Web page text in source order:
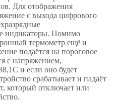
Для отображения
с выхода цифрового
индикаторы. Помимо
термометр ещё и
подаётся на пороговое
с напряжением,
и если оно будет
срабатывает и падаёт
который отключает или